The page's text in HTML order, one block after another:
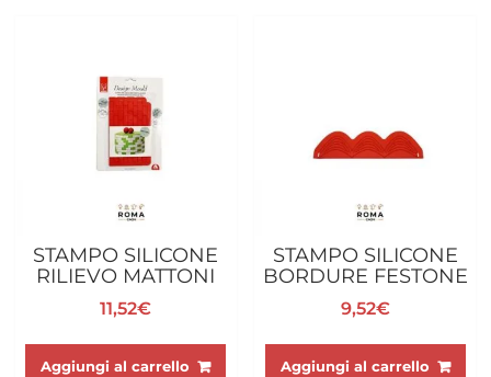
STAMPO SILICONE
RILIEVO MATTONI
11,52€
Aggiungi al carrello
STAMPO SILICONE
BORDURE FESTONE
9,52€
Aggiungi al carrello